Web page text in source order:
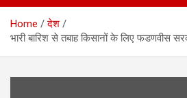
Home
देश
भारी बारिश से तबाह किसानों के लिए फडणवीस